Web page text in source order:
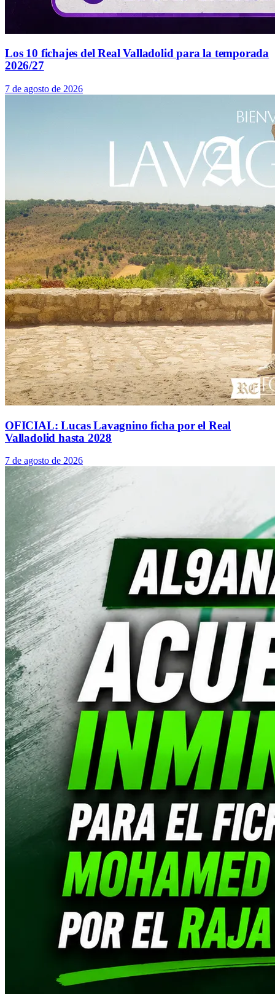
Los 10 fichajes del Real Valladolid para la temporada
2026/27
7 de agosto de 2026
OFICIAL: Lucas Lavagnino ficha por el Real
Valladolid hasta 2028
7 de agosto de 2026